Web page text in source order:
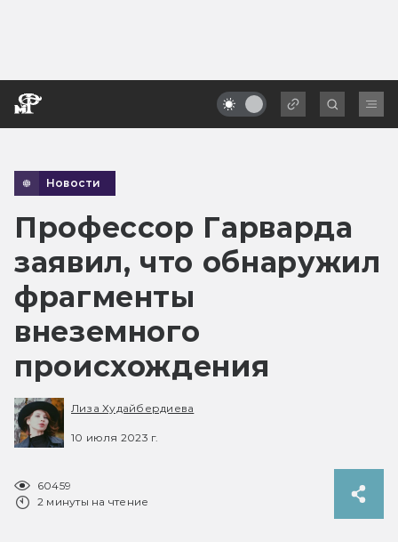
Новости
Профессор Гарварда
заявил, что обнаружил
фрагменты
внеземного
происхождения
Лиза Худайбердиева
10 июля 2023 г.
60459
2 минуты на чтение